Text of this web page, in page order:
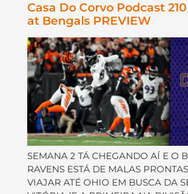
Casa Do Corvo Podcast
at Bengals PREVIEW
SEMANA 2 TÁ CHEGANDO AÍ E O
RAVENS ESTÁ DE MALAS
VIAJAR ATÉ OHIO EM BUSCA DA